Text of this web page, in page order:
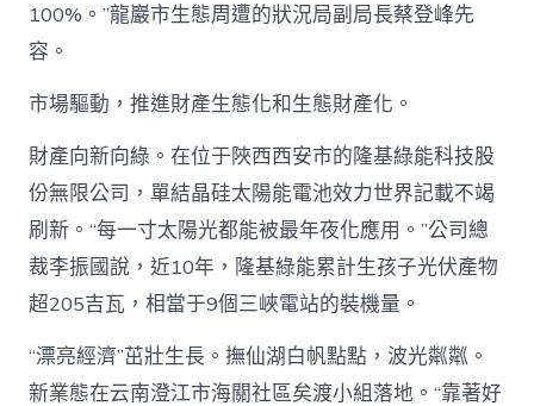
100%。”龍巖市生態周遭的狀況局副局長蔡登峰先
容。
市場驅動，推進財產生態化和生態財產化。
財產向新向綠。在位于陜西西安市的隆基綠能科技股
份無限公司，單結晶硅太陽能電池效力世界記載不竭
刷新。“每一寸太陽光都能被最年夜化應用。”公司總
裁李振國說，近10年，隆基綠能累計生孩子光伏產物
超205吉瓦，相當于9個三峽電站的裝機量。
“漂亮經濟”茁壯生長。撫仙湖白帆點點，波光粼粼。
新業態在云南澄江市海關社區矣渡小組落地。“靠著好